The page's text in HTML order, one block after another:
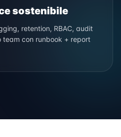
sostenibile
retention, RBAC, audit
con runbook + report